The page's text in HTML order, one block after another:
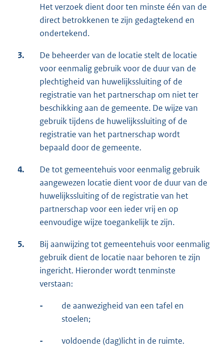
Het verzoek dient door ten minste één van de
direct betrokkenen te zijn gedagtekend en
ondertekend.
3.
De beheerder van de locatie stelt de locatie
voor eenmalig gebruik voor de duur van de
plechtigheid van huwelijkssluiting of de
registratie van het partnerschap om niet ter
beschikking aan de gemeente. De wijze van
gebruik tijdens de huwelijkssluiting of de
registratie van het partnerschap wordt
bepaald door de gemeente.
4.
De tot gemeentehuis voor eenmalig gebruik
aangewezen locatie dient voor de duur van de
huwelijkssluiting of de registratie van het
partnerschap voor een ieder vrij en op
eenvoudige wijze toegankelijk te zijn.
5.
Bij aanwijzing tot gemeentehuis voor eenmalig
gebruik dient de locatie naar behoren te zijn
ingericht. Hieronder wordt tenminste
verstaan:
-
de aanwezigheid van een tafel en
stoelen;
- voldoende (dag)licht in de ruimte.